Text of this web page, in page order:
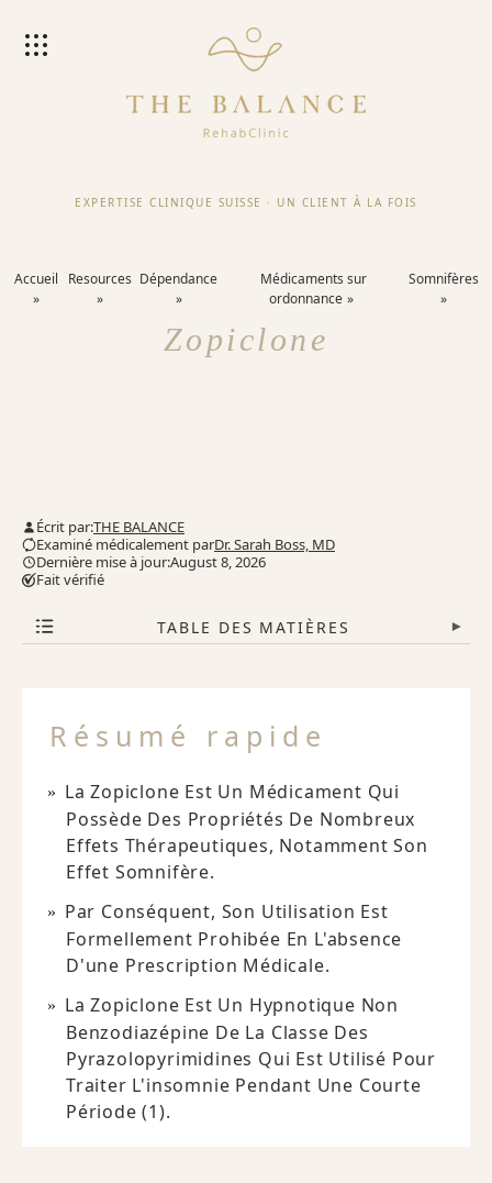
EXPERTISE CLINIQUE SUISSE · UN CLIENT À LA FOIS
Accueil Resources Dépendance
Médicaments sur
ordonnance
Somnifères
Zopiclone
Écrit par:THE BALANCE
Examiné médicalement parDr. Sarah Boss, MD
Dernière mise à jour:August 8, 2026
Fait vérifié
TABLE DES MATIÈRES ▾
Résumé rapide
La Zopiclone Est Un Médicament Qui
Possède Des Propriétés De Nombreux
Effets Thérapeutiques, Notamment Son
Effet Somnifère.
Par Conséquent, Son Utilisation Est
Formellement Prohibée En L'absence
D'une Prescription Médicale.
La Zopiclone Est Un Hypnotique Non
Benzodiazépine De La Classe Des
Pyrazolopyrimidines Qui Est Utilisé Pour
Traiter L'insomnie Pendant Une Courte
Période (1).